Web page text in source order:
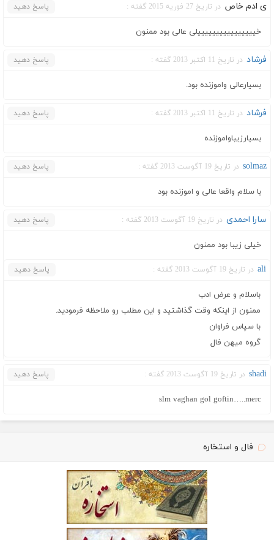
ی ادم خاص در تاریخ 27 فوریه 2015 گفته : پاسخ دهید
خییییییییییییییییلی عالی بود ممنون
فرشاد در تاریخ 11 اکتبر 2013 گفته : پاسخ دهید
بسیارعالی واموزنده بود.
فرشاد در تاریخ 11 اکتبر 2013 گفته : پاسخ دهید
بسیارزیباواموزنده
solmaz در تاریخ 19 آگوست 2013 گفته : پاسخ دهید
با سلام واقعا عالی و اموزنده بود
سارا احمدی در تاریخ 19 آگوست 2013 گفته : پاسخ دهید
خیلی زیبا بود ممنون
ali در تاریخ 19 آگوست 2013 گفته : پاسخ دهید
باسلام و عرض ادب
ممنون از اینکه وقت گذاشتید و این مطلب رو ملاحظه فرمودید.
با سپاس فراوان
گروه میهن فال
shadi در تاریخ 19 آگوست 2013 گفته : پاسخ دهید
slm vaghan gol goftin…..merc
فال و استخاره